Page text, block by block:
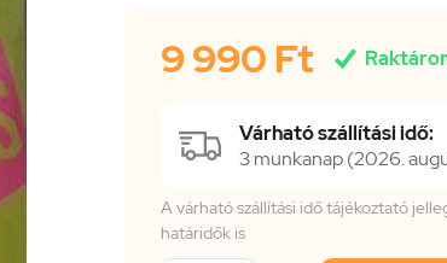
9 990 Ft 
Várható szállítási idő:
3 munkanap (2026.
A várható szállítási idő tájékoztató
határidők is